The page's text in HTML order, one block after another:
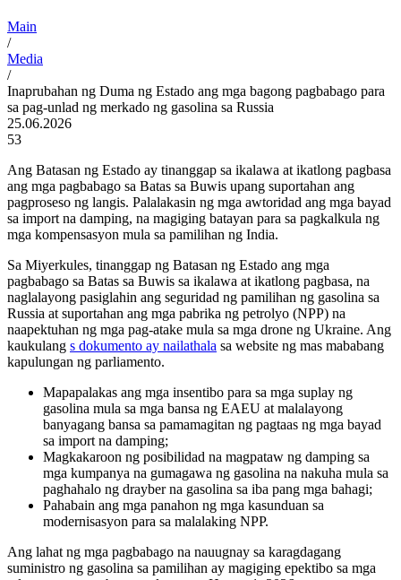
Main
/
Media
/
Inaprubahan ng Duma ng Estado ang mga bagong pagbabago para
sa pag-unlad ng merkado ng gasolina sa Russia
25.06.2026
53
Ang Batasan ng Estado ay tinanggap sa ikalawa at ikatlong pagbasa
ang mga pagbabago sa Batas sa Buwis upang suportahan ang
pagproseso ng langis. Palalakasin ng mga awtoridad ang mga bayad
sa import na damping, na magiging batayan para sa pagkalkula ng
mga kompensasyon mula sa pamilihan ng India.
Sa Miyerkules, tinanggap ng Batasan ng Estado ang mga
pagbabago sa Batas sa Buwis sa ikalawa at ikatlong pagbasa, na
naglalayong pasiglahin ang seguridad ng pamilihan ng gasolina sa
Russia at suportahan ang mga pabrika ng petrolyo (NPP) na
naapektuhan ng mga pag-atake mula sa mga drone ng Ukraine. Ang
kaukulang s dokumento ay nailathala sa website ng mas mababang
kapulungan ng parliamento.
Mapapalakas ang mga insentibo para sa mga suplay ng
gasolina mula sa mga bansa ng EAEU at malalayong
banyagang bansa sa pamamagitan ng pagtaas ng mga bayad
sa import na damping;
Magkakaroon ng posibilidad na magpataw ng damping sa
mga kumpanya na gumagawa ng gasolina na nakuha mula sa
paghahalo ng drayber na gasolina sa iba pang mga bahagi;
Pahabain ang mga panahon ng mga kasunduan sa
modernisasyon para sa malalaking NPP.
Ang lahat ng mga pagbabago na nauugnay sa karagdagang
suministro ng gasolina sa pamilihan ay magiging epektibo sa mga